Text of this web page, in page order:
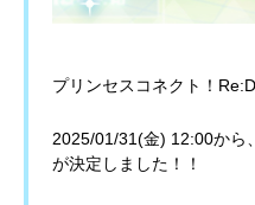
プリンセスコネクト！
2025/01/31(金) 12:00から
が決定しました！！